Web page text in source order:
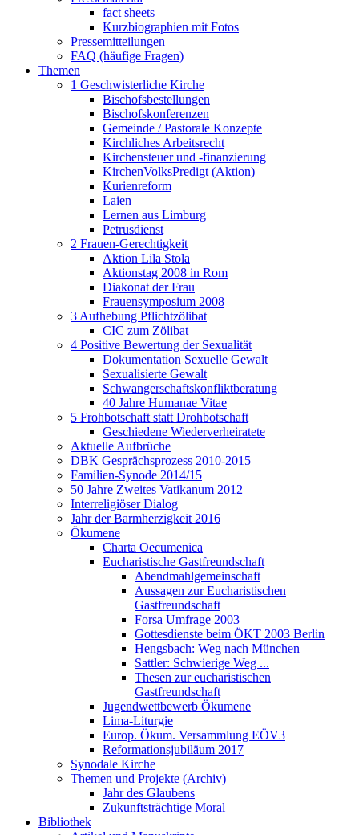
fact sheets
Kurzbiographien mit Fotos
Pressemitteilungen
FAQ (häufige Fragen)
Themen
1 Geschwisterliche Kirche
Bischofsbestellungen
Bischofskonferenzen
Gemeinde / Pastorale Konzepte
Kirchliches Arbeitsrecht
Kirchensteuer und -finanzierung
KirchenVolksPredigt (Aktion)
Kurienreform
Laien
Lernen aus Limburg
Petrusdienst
2 Frauen-Gerechtigkeit
Aktion Lila Stola
Aktionstag 2008 in Rom
Diakonat der Frau
Frauensymposium 2008
3 Aufhebung Pflichtzölibat
CIC zum Zölibat
4 Positive Bewertung der Sexualität
Dokumentation Sexuelle Gewalt
Sexualisierte Gewalt
Schwangerschaftskonfliktberatung
40 Jahre Humanae Vitae
5 Frohbotschaft statt Drohbotschaft
Geschiedene Wiederverheiratete
Aktuelle Aufbrüche
DBK Gesprächsprozess 2010-2015
Familien-Synode 2014/15
50 Jahre Zweites Vatikanum 2012
Interreligiöser Dialog
Jahr der Barmherzigkeit 2016
Ökumene
Charta Oecumenica
Eucharistische Gastfreundschaft
Abendmahlgemeinschaft
Aussagen zur Eucharistischen
Gastfreundschaft
Forsa Umfrage 2003
Gottesdienste beim ÖKT 2003 Berlin
Hengsbach: Weg nach München
Sattler: Schwierige Weg ...
Thesen zur eucharistischen
Gastfreundschaft
Jugendwettbewerb Ökumene
Lima-Liturgie
Europ. Ökum. Versammlung EÖV3
Reformationsjubiläum 2017
Synodale Kirche
Themen und Projekte (Archiv)
Jahr des Glaubens
Zukunftsträchtige Moral
Bibliothek